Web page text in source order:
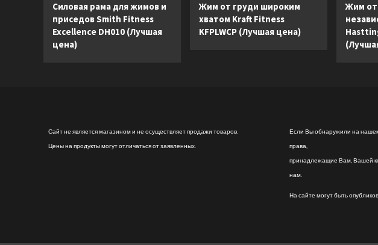
Силовая рама для жимов и
приседов Smith Fitness
Excellence DH010 (Лучшая
цена)
Жим от груди широким
хватом Kraft Fitness
KFPLWCP (Лучшая цена)
Жим от
Сайт не является магазином и не осуществляет продажи товаров.
Цены на продукты могут отличаться от заявленных.
Если Вы обнаружили на
права,
принадлежащие Вам, Вашей
нам.
На сайте могут быть